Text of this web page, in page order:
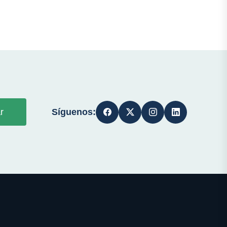
Síguenos: